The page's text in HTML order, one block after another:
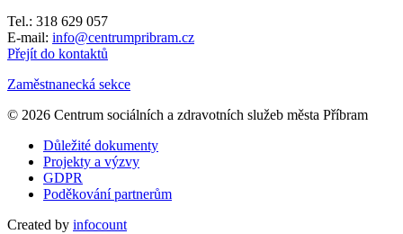
Tel.: 318 629 057
E-mail: info@centrumpribram.cz
Přejít do kontaktů
Zaměstnanecká sekce
© 2026 Centrum sociálních a zdravotních služeb města Příbram
Důležité dokumenty
Projekty a výzvy
GDPR
Poděkování partnerům
Created by infocount